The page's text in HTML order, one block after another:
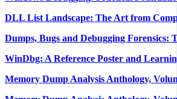
DLL List Landscape: The Art from
Dumps, Bugs and Debugging Forensics:
WinDbg: A Reference Poster and
Memory Dump Analysis Anthology,